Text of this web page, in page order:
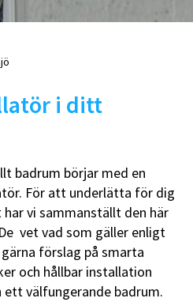
i ditt
badrum börjar med en
För att underlätta för dig
vi sammanställt den här
vet vad som gäller enligt
förslag på smarta
och hållbar installation
välfungerande badrum.